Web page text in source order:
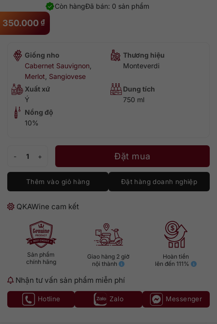
350.000 ₫
Đã bán: 0 sản phẩm
Còn hàng
Giống nho
Cabernet Sauvignon
Merlot Sangiovese
Thương hiệu
Monteverdi
Xuất xứ
Ý
Dung tích
750 ml
Nồng độ
10%
Đặt mua
Thêm vào giỏ hàng Đặt hàng doanh nghiệp
QKAWine cam kết
Sản phẩm
chính hãng
Giao hàng 2 giờ
nội thành
Hoàn tiền
lên đến 111%
Nhận tư vấn sản phẩm miễn phí
Hotline Zalo Messenger